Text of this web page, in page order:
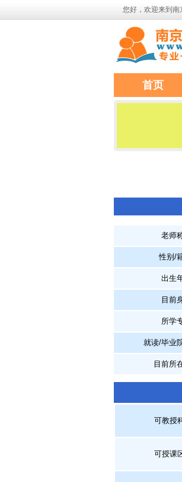
您好，欢迎来到
首页
老师
性别/
出生
目前
所学
就读/毕业
目前所
可教授
可授课